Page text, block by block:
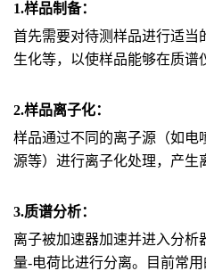
1.样品制备：
首先需要对待测样品进行适当
生化等，以使样品能够在质谱
2.样品离子化：
样品通过不同的离子源（如电
源等）进行离子化处理，产生
3.质谱分析：
离子被加速器加速并进入分
量-电荷比进行分离。目前常